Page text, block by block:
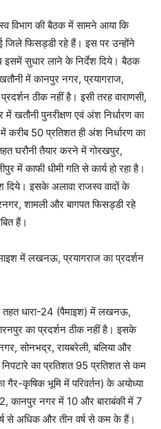
विभाग की बैठक में सामने आया कि
जिले फिसड्डी रहे हैं। इस पर उन्होंने
इसमें सुधार लाने के निर्देश दिये। बैठक
में कानपुर नगर, प्रयागराज,
ठीक नहीं है। इसी तरह वाराणसी,
खतौनी पुनरीक्षण एवं अंश निर्धारण का
करीब 50 प्रतिशत ही अंश निर्धारण का
घरौनी तैयार करने में गोरखपुर,
में काफी धीमी गति से कार्य हो रहा है।
इसके अलावा राजस्व वादों के
शामली और बागपत फिसड्डी रहे
हैं।
में लखनऊ, प्रयागराज का प्रदर्शन
तहत धारा-24 (पैमाइश) में लखनऊ,
का प्रदर्शन ठीक नहीं है। इसके
सोनभद्र, रायबरेली, बलिया और
का प्रतिशत 95 प्रतिशत से कम
कृषिक भूमि में परिवर्तन) के अयोध्या
कानपुर नगर में 10 और बाराबंकी में 7
से अधिक और तीन वर्ष से कम के हैं।